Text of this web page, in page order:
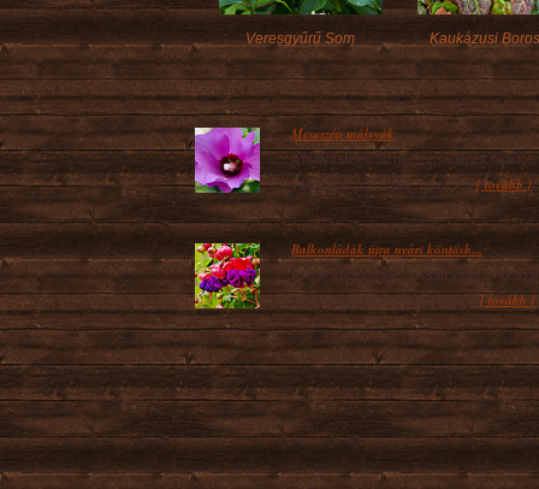
Veresgyűrű Som Kaukázusi
Meseszép mályvák
A mályvafélék 80 nemzetségének fajai
változatos növények, melyek...[ tovább ]
Balkonládák újra nyári köntösb...
A nyár közeledtével lassan vége szakad a
korai hagymások, árvácskák,...[ tovább ]